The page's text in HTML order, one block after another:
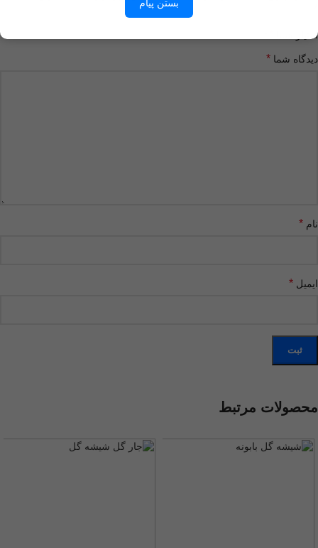
امتیاز شما
دیدگاه شما *
نام *
ایمیل *
محصولات مرتبط
بستن پیام